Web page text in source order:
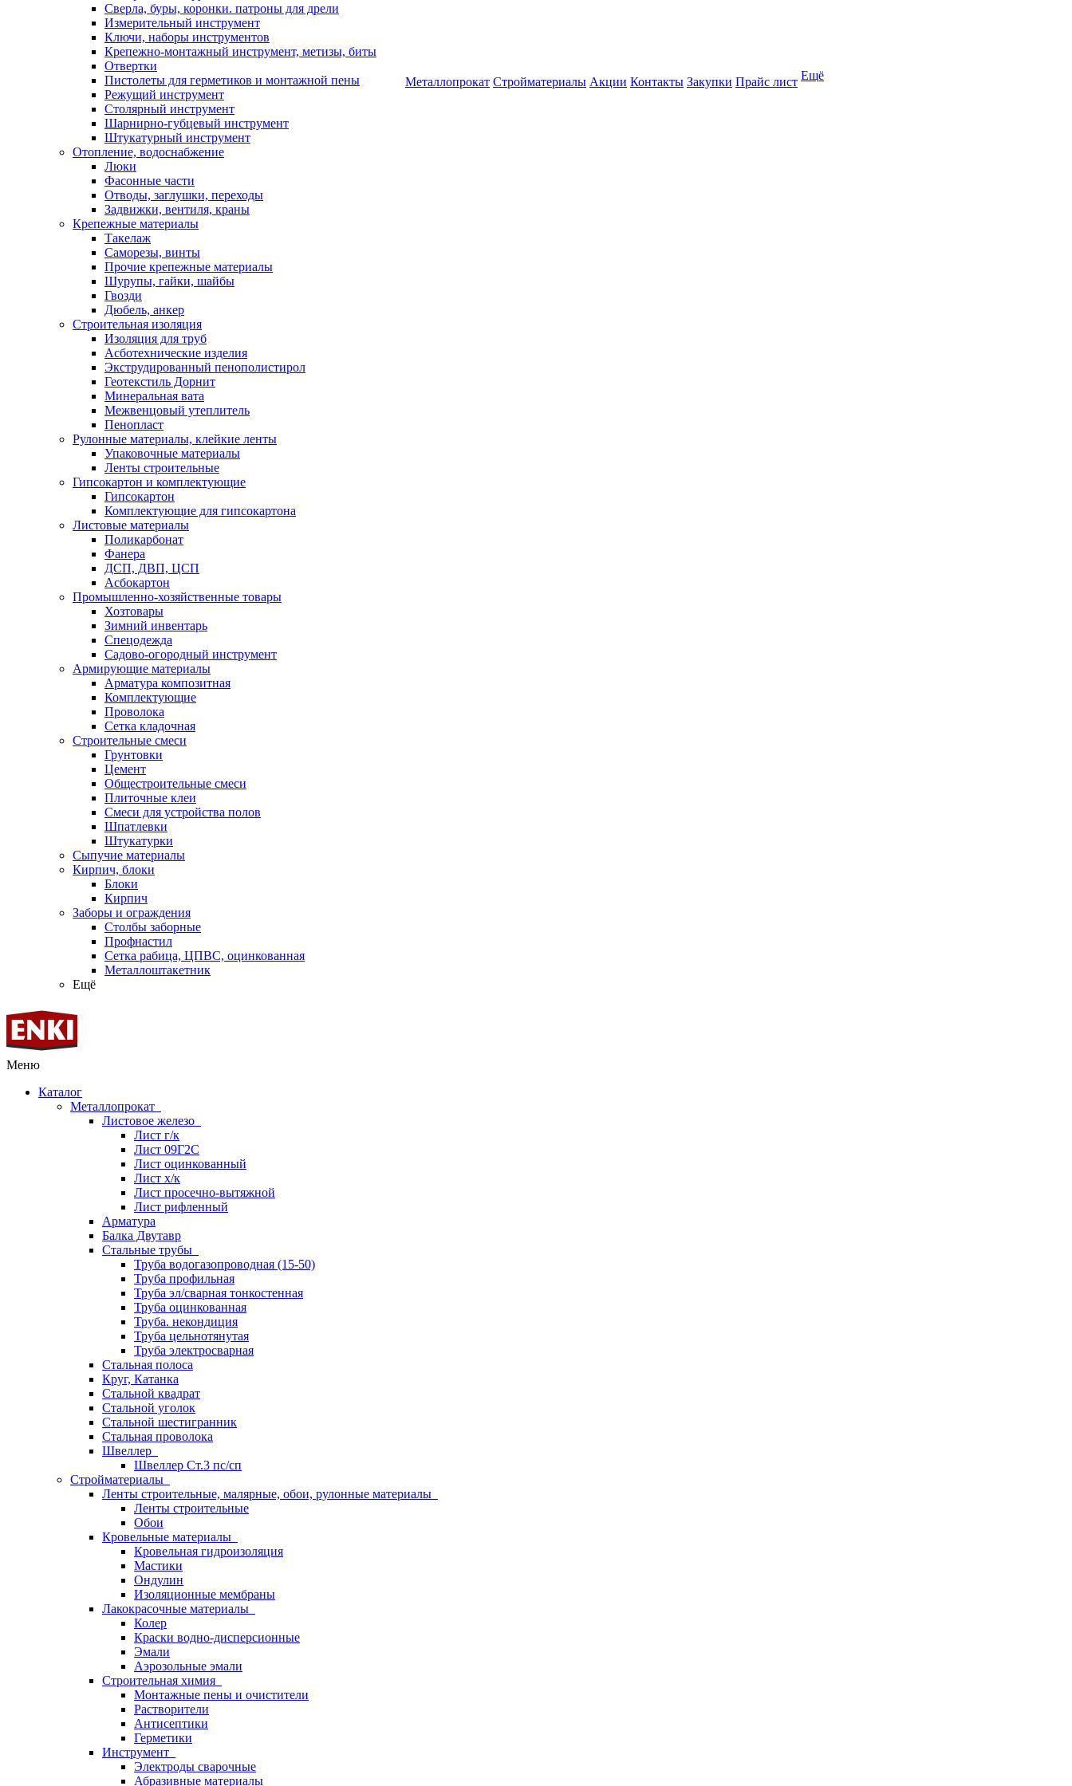
Сверла, буры, коронки. патроны для дрели
Измерительный инструмент
Ключи, наборы инструментов
Крепежно-монтажный инструмент, метизы, биты
Отвертки
Пистолеты для герметиков и монтажной пены
Режущий инструмент
Столярный инструмент
Шарнирно-губцевый инструмент
Штукатурный инструмент
Отопление, водоснабжение
Люки
Фасонные части
Отводы, заглушки, переходы
Задвижки, вентиля, краны
Крепежные материалы
Такелаж
Саморезы, винты
Прочие крепежные материалы
Шурупы, гайки, шайбы
Гвозди
Дюбель, анкер
Строительная изоляция
Изоляция для труб
Асботехнические изделия
Экструдированный пенополистирол
Геотекстиль Дорнит
Минеральная вата
Межвенцовый утеплитель
Пенопласт
Рулонные материалы, клейкие ленты
Упаковочные материалы
Ленты строительные
Гипсокартон и комплектующие
Гипсокартон
Комплектующие для гипсокартона
Листовые материалы
Поликарбонат
Фанера
ДСП, ДВП, ЦСП
Асбокартон
Промышленно-хозяйственные товары
Хозтовары
Зимний инвентарь
Спецодежда
Садово-огородный инструмент
Армирующие материалы
Арматура композитная
Комплектующие
Проволока
Сетка кладочная
Строительные смеси
Грунтовки
Цемент
Общестроительные смеси
Плиточные клеи
Смеси для устройства полов
Шпатлевки
Штукатурки
Сыпучие материалы
Кирпич, блоки
Блоки
Кирпич
Заборы и ограждения
Столбы заборные
Профнастил
Сетка рабица, ЦПВС, оцинкованная
Металлоштакетник
Ещё
Металлопрокат Стройматериалы Акции Контакты Закупки Прайс лист Ещё
Меню
Каталог
Металлопрокат
Листовое железо
Лист г/к
Лист 09Г2С
Лист оцинкованный
Лист х/к
Лист просечно-вытяжной
Лист рифленный
Арматура
Балка Двутавр
Стальные трубы
Труба водогазопроводная (15-50)
Труба профильная
Труба эл/сварная тонкостенная
Труба оцинкованная
Труба. некондиция
Труба цельнотянутая
Труба электросварная
Стальная полоса
Круг, Катанка
Стальной квадрат
Стальной уголок
Стальной шестигранник
Стальная проволока
Швеллер
Швеллер Ст.3 пс/сп
Стройматериалы
Ленты строительные, малярные, обои, рулонные материалы
Ленты строительные
Обои
Кровельные материалы
Кровельная гидроизоляция
Мастики
Ондулин
Изоляционные мембраны
Лакокрасочные материалы
Колер
Краски водно-дисперсионные
Эмали
Аэрозольные эмали
Строительная химия
Монтажные пены и очистители
Растворители
Антисептики
Герметики
Инструмент
Электроды сварочные
Абразивные материалы